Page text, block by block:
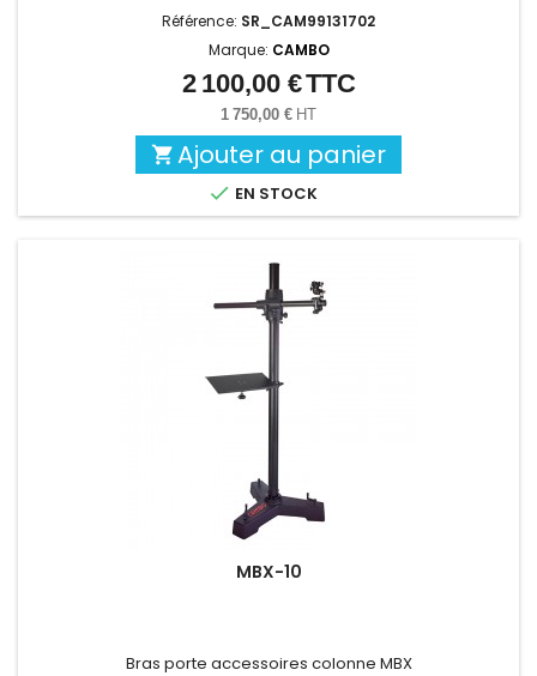
Référence: SR_CAM99131702
Marque: CAMBO
Prix
2 100,00 €TTC
1 750,00 € HT
 Ajouter au panier
 EN STOCK
MBX-10
Bras porte accessoires colonne MBX